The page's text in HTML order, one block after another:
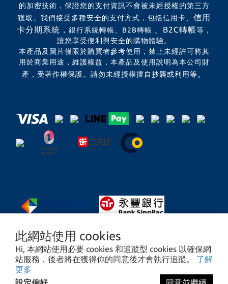
此網站使用 cookies
Hi, 本網站使用必要 cookies 和追蹤型 cookies 以確保網
站服務，後者將在獲得你的同意後才會執行追蹤。 了解
更多
的加密技術，保證您的支付資訊不會被未經授權的第三方
獲取。我們接受多種安全的支付方式，包括信用卡、 信用
卡分期系統， 銀行系統轉帳、B2B轉帳 、B2C轉帳等，
讓您享受便利與安全的購物體驗。
本產品及圖片僅限於購買者參考使用，禁止未經許可將其
用於商業用途，維護權益，本產品及使用說明為本公司財
產，受著作權保護。請勿未經授權擅自抄襲或利用等。